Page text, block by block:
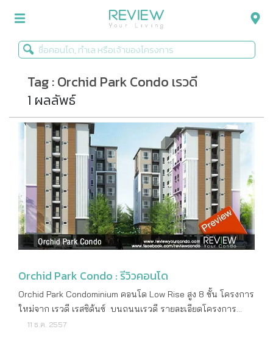
รีวิวคอนโด
รีวิวบ้าน
รีวิวทาวน์โฮม
Life+Style
Infographic
ข่าวโปรโมชั่น
Tag : Orchid Park Condo เรวดี
1 ผลลัพธ์
Orchid Park Condo : รีวิวคอนโด
Orchid Park Condominium คอนโด Low Rise สูง 8 ชั้น โครงการ
ใหม่จาก เรวดี เรสซิด้นซ์ บนถนนเรวดี รายละเอียดโครงการ
ราคาเริ่มต้น 1.4 ล้านบาท ราคาต่อตารางเมตร ประมาณ
11 ธ.ค. 2557